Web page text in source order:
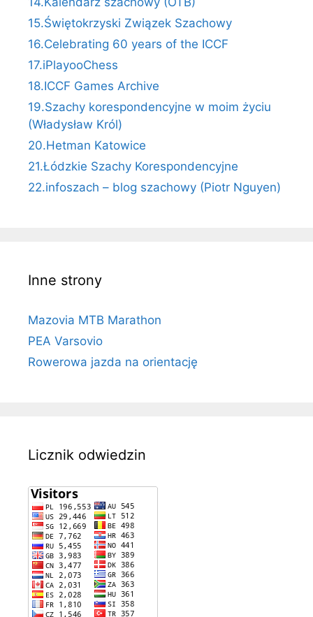
15.Świętokrzyski Związek Szachowy
16.Celebrating 60 years of the ICCF
17.iPlayooChess
18.ICCF Games Archive
19.Szachy korespondencyjne w moim życiu
(Władysław Król)
20.Hetman Katowice
21.Łódzkie Szachy Korespondencyjne
22.infoszach – blog szachowy (Piotr Nguyen)
Inne strony
Mazovia MTB Marathon
PEA Varsovio
Rowerowa jazda na orientację
Licznik odwiedzin